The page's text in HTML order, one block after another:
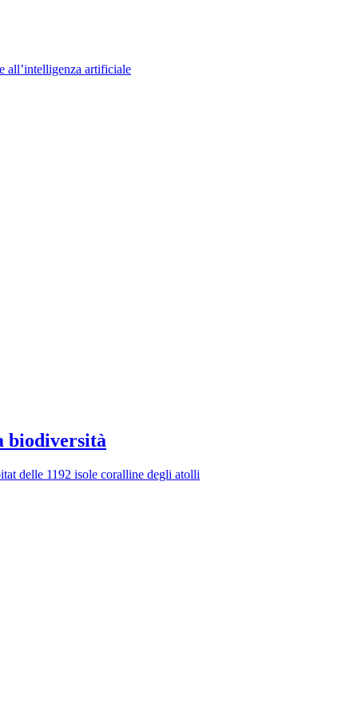
all’intelligenza artificiale
biodiversità
delle 1192 isole coralline degli atolli